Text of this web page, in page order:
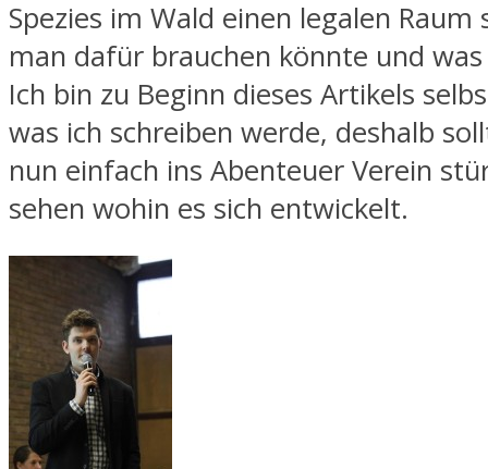
Spezies im Wald einen legalen Raum
man dafür brauchen könnte und
Ich bin zu Beginn dieses Artikels
was ich schreiben werde, deshalb
nun einfach ins Abenteuer Verein
sehen wohin es sich entwickelt.